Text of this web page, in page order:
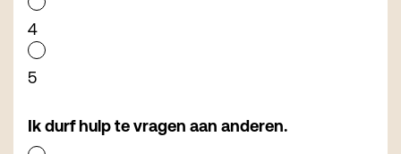
4
5
Ik durf hulp te vragen aan anderen.